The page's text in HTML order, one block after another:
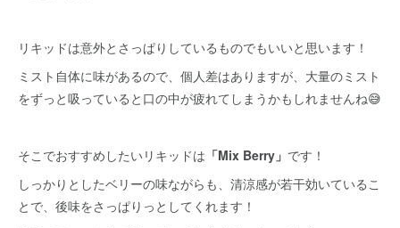
リキッドは意外とさっぱりしているものでもいいと思います！
ミスト自体に味があるので、個人差はありますが、大量のミスト
をずっと吸っていると口の中が疲れてしまうかもしれませんね😅
そこでおすすめしたいリキッドは 「Mix Berry」 です！
しっかりとしたベリーの味ながらも、清涼感が若干効いているこ
とで、後味をさっぱりっとしてくれます！